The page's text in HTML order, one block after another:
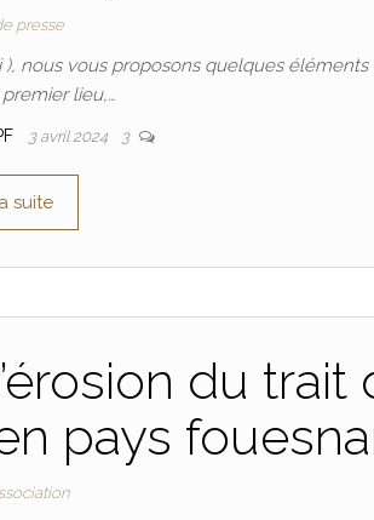
presse
nous vous proposons quelques
lieu,…
3 avril 2024 3
suite
du
pays